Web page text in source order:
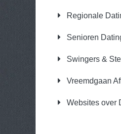
Regionale
Senioren
Swingers &
Vreemdgaan
Websites over